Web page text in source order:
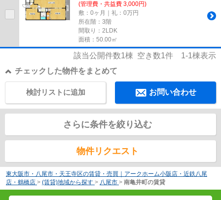
(管理費・共益費 3,000円)
敷：0ヶ月｜礼：0万円
所在階：3階
間取り：2LDK
面積：50.00㎡
該当公開件数1棟 空き数1件 1-1棟表示
チェックした物件をまとめて
お問い合わせ
検討リストに追加
さらに条件を絞り込む
物件リクエスト
東大阪市・八尾市・天王寺区の賃貸・売買｜アークホーム小阪店・近鉄八尾
店・鶴橋店 > (賃貸)地域から探す > 八尾市 > 南亀井町の賃貸